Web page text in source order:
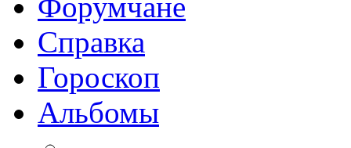
Справка
Гороскоп
Альбомы